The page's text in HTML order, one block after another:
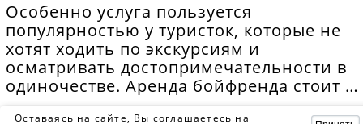
Особенно услуга пользуется
популярностью у туристок, которые не
хотят ходить по экскурсиям и
осматривать достопримечательности в
одиночестве. Аренда бойфренда стоит в
Оставаясь на сайте, Вы соглашаетесь на